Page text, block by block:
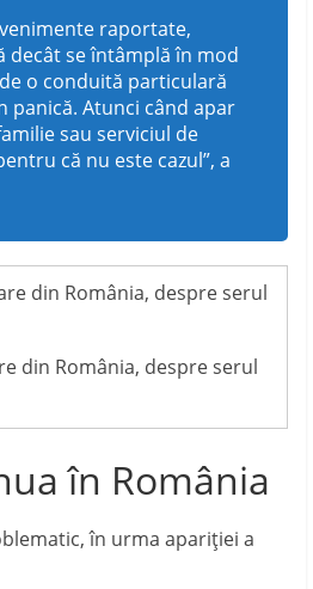
raportate,
decât se întâmplă în mod
o conduită particulară
panică. Atunci când apar
sau serviciul de
că nu este cazul”, a
din România, despre serul
în România
în urma apariției a